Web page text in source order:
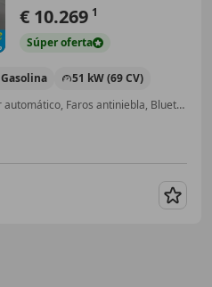
€ 10.269 1
Súperoferta
Gasolina
51 kW (69 CV)
Llantas de aleación, Climatizador automático, Faros antiniebla, Bluetooth, Isofix, Airbag del conductor, Airbags laterales, Cierre centralizado